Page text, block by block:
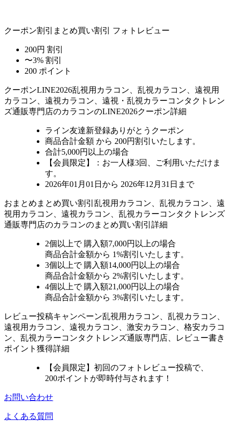
クーポン割引 まとめ買い割引 フォトレビュー
200円 割引
〜3% 割引
200 ポイント
クーポンLINE2026乱視用カラコン、乱視カラコン、遠視用
カラコン、遠視カラコン、遠視・乱視カラーコンタクトレン
ズ通販専門店のカラコンのLINE2026クーポン詳細
ライン友達新登録ありがとうクーポン
商品合計金額 から 200円割引 いたします。
合計5,000円以上の場合
【会員限定】：お一人様3回
、ご利用いただけま
す。
2026年01月01日から 2026年12月31日まで
おまとめ まとめ買い割引 乱視用カラコン、乱視カラコン、遠
視用カラコン、遠視カラコン、乱視カラーコンタクトレンズ
通販専門店のカラコンのまとめ買い割引詳細
2個 以上で 購入額7,000円以上の場合
商品合計金額から 1%割引いたします。
3個 以上で 購入額14,000円以上の場合
商品合計金額から 2%割引いたします。
4個 以上で 購入額21,000円以上の場合
商品合計金額から 3%割引いたします。
レビュー投稿キャンペーン乱視用カラコン、乱視カラコン、
遠視用カラコン、遠視カラコン、激安カラコン、格安カラコ
ン、乱視カラーコンタクトレンズ通販専門店、レビュー書き
ポイント獲得詳細
【会員限定】初回のフォトレビュー投稿で、
200ポイント が即時付与されます！
お問い合わせ
よくある質問